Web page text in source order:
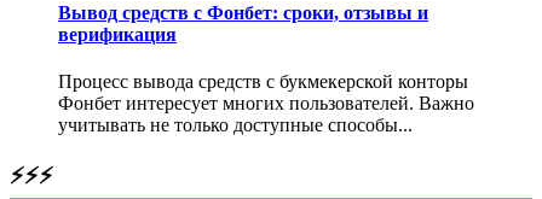
Вывод средств с Фонбет: сроки, отзывы и
верификация
Процесс вывода средств с букмекерской конторы
Фонбет интересует многих пользователей. Важно
учитывать не только доступные способы...
⚡⚡⚡